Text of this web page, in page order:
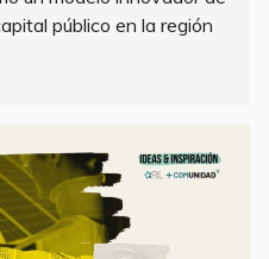
público en la región